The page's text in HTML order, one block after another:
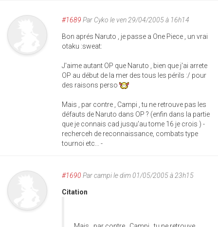
#1689 Par Cyko le ven 29/04/2005 à 16h14
Bon aprés Naruto , je passe a One Piece , un vrai
otaku :sweat:
J'aime autant OP que Naruto , bien que j'ai arrete
OP au début de la mer des tous les périls :/ pour
des raisons perso
Mais , par contre , Campi , tu ne retrouve pas les
défauts de Naruto dans OP ? (enfin dans la partie
que je connais cad jusqu'au tome 16 je crois ) -
recherceh de reconnaissance, combats type
tournoi etc... -
#1690 Parcampile dim 01/05/2005 à 23h15
Citation